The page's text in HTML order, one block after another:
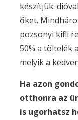
készítjük:
őket.
pozsonyi kifli
50% a töltelék
melyik a
Ha azon
otthonra az
is ugorhatsz